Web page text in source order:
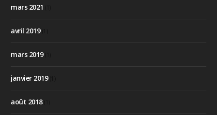
mars 2021
avril 2019(1)
mars 2019(1)
janvier 2019(1)
août 2018(1)